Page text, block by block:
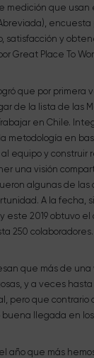
medición que usan
Abreviada),
satisfacción y
Great Place To
que por primera
de la lista de las
en Chile.
metodología en
equipo y construir
una visión
algunas de
A la fecha,
este 2019 obtuvo el
250 colaboradores.
que más de
y a veces
pero que contrario
llegada en
año que más